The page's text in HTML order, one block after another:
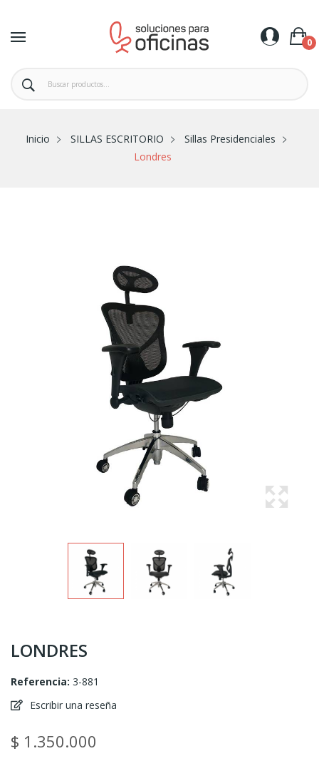
0
Inicio SILLAS ESCRITORIO
Sillas Presidenciales
Londres
LONDRES
Referencia: 3-881
Escribir una reseña
$ 1.350.000